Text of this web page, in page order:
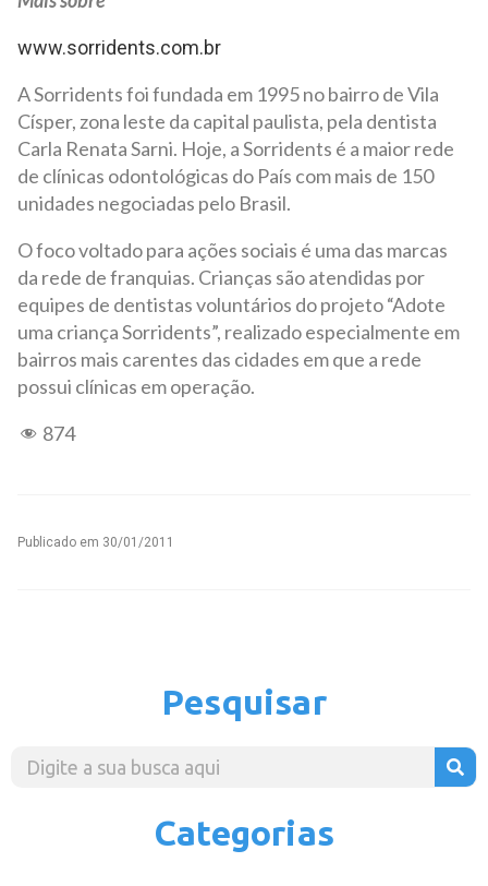
www.sorridents.com.br
A Sorridents foi fundada em 1995 no bairro de Vila
Císper, zona leste da capital paulista, pela dentista
Carla Renata Sarni. Hoje, a Sorridents é a maior rede
de clínicas odontológicas do País com mais de 150
unidades negociadas pelo Brasil.
O foco voltado para ações sociais é uma das marcas
da rede de franquias. Crianças são atendidas por
equipes de dentistas voluntários do projeto “Adote
uma criança Sorridents”, realizado especialmente em
bairros mais carentes das cidades em que a rede
possui clínicas em operação.
874
Publicado em 30/01/2011
Pesquisar
Categorias